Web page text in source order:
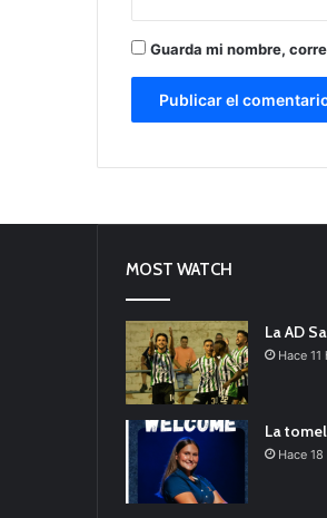
Guarda mi nombre,
MOST WATCH
La AD
Hace 11
La
Hace